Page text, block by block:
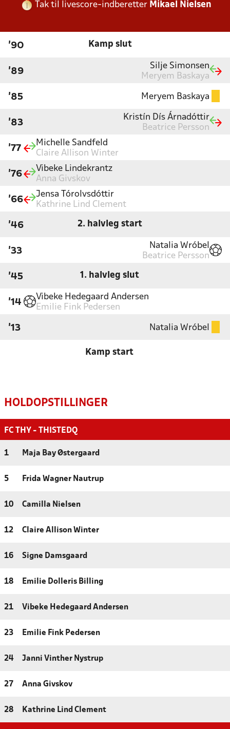
Tak til livescore-indberetter Mikael Nielsen
'90 Kamp slut
'89
Silje Simonsen
Meryem Baskaya
'85 Meryem Baskaya
'83
Kristín Dís Árnadóttir
Beatrice Persson
'77
Michelle Sandfeld
Claire Allison Winter
'76
Vibeke Lindekrantz
Anna Givskov
'66
Jensa Tórolvsdóttir
Kathrine Lind Clement
'46 2. halvleg start
'33
Natalia Wróbel
Beatrice Persson
'45 1. halvleg slut
'14
Vibeke Hedegaard Andersen
Emilie Fink Pedersen
'13 Natalia Wróbel
Kamp start
HOLDOPSTILLINGER
FC THY - THISTEDQ
1 Maja Bay Østergaard
5 Frida Wagner Nautrup
10 Camilla Nielsen
12 Claire Allison Winter
16 Signe Damsgaard
18 Emilie Dolleris Billing
21 Vibeke Hedegaard Andersen
23 Emilie Fink Pedersen
24 Janni Vinther Nystrup
27 Anna Givskov
28 Kathrine Lind Clement